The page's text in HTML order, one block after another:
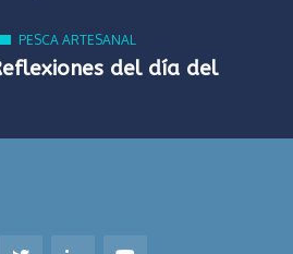
PESCA ARTESANAL
del día del